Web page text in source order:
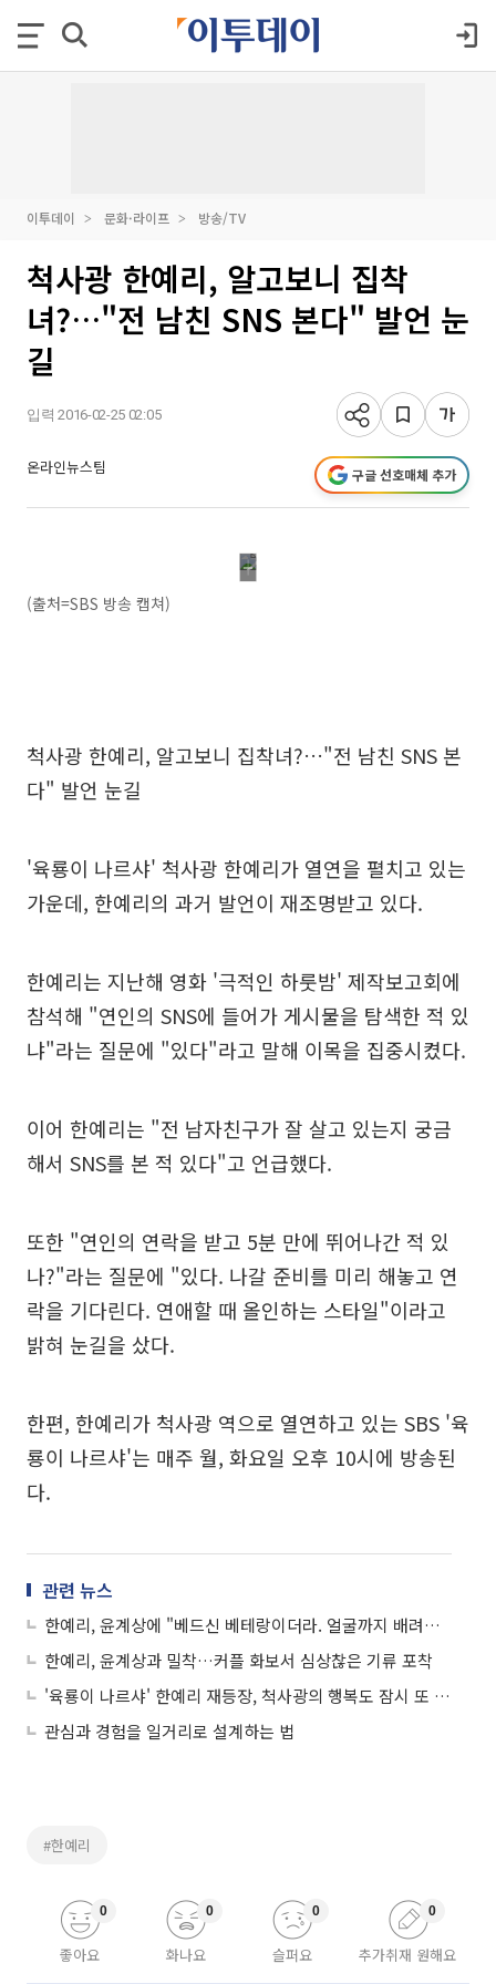
이투데이 문화·라이프 방송/TV
척사광 한예리, 알고보니 집착
녀?…"전 남친 SNS 본다" 발언 눈
길
입력 2016-02-25 02:05
온라인뉴스팀 구글 선호매체 추가
(출처=SBS 방송 캡쳐)
척사광 한예리, 알고보니 집착녀?…"전 남친 SNS 본
다" 발언 눈길
'육룡이 나르샤' 척사광 한예리가 열연을 펼치고 있는
가운데, 한예리의 과거 발언이 재조명받고 있다.
한예리는 지난해 영화 '극적인 하룻밤' 제작보고회에
참석해 "연인의 SNS에 들어가 게시물을 탐색한 적 있
냐"라는 질문에 "있다"라고 말해 이목을 집중시켰다.
이어 한예리는 "전 남자친구가 잘 살고 있는지 궁금
해서 SNS를 본 적 있다"고 언급했다.
또한 "연인의 연락을 받고 5분 만에 뛰어나간 적 있
나?"라는 질문에 "있다. 나갈 준비를 미리 해놓고 연
락을 기다린다. 연애할 때 올인하는 스타일"이라고
밝혀 눈길을 샀다.
한편, 한예리가 척사광 역으로 열연하고 있는 SBS '육
룡이 나르샤'는 매주 월, 화요일 오후 10시에 방송된
다.
관련 뉴스
한예리, 윤계상에 "베드신 베테랑이더라. 얼굴까지 배려해서…" 이하늬 질투하겠네!
한예리, 윤계상과 밀착…커플 화보서 심상찮은 기류 포착
'육룡이 나르샤' 한예리 재등장, 척사광의 행복도 잠시 또 다시 칼 잡게 되나?
관심과 경험을 일거리로 설계하는 법
#한예리
좋아요
0
화나요
0
슬퍼요
0
추가취재 원해요
0